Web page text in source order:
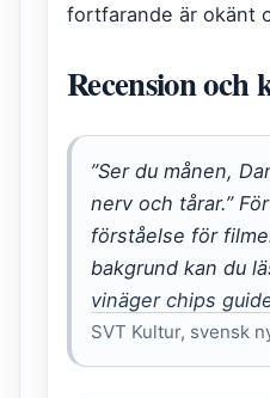
fortfarande är okänt
Recension
”Ser du månen,
nerv och tårar.”
förståelse för
bakgrund kan du
vinäger chips
SVT Kultur, svensk